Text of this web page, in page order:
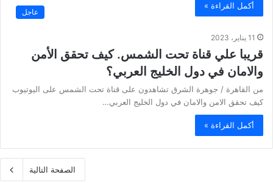
أكمل القراءة »
عاجل
11 يناير، 2023
قريبا علي قناة تحت الشمس. كيف تحقق الأمن
والامان في دول الخليج العربي؟
من القاهرة / جوهرة الشرق تشاهدون على قناة تحت الشمس على اليوتيوب
كيف تحقق الامن والامان في دول الخليج العربي…
أكمل القراءة »
الصفحة التالية